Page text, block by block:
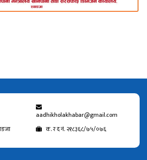
aadhikholakhabar@gmail.com
क. र द नं. २१८३६८/७५/०७६